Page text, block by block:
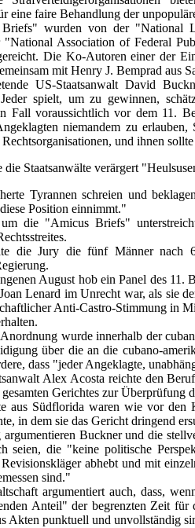
eine faire Behandlung der
wurden von der "National
Association of Federal
Die Ko-Autoren einer der
mit Henry J. Bemprad aus
US-Staatsanwalt David
spielt, um zu gewinnen,
Fall voraussichtlich vor dem 11.
niemandem zu
und ihnen
die Staatsanwälte verärgert
Tyrannen schreien und
Position einnimmt."
die "Amicus Briefs"
die Jury die fünf Männer nach
August hob ein Panel des 11.
Lenard im Unrecht war, als sie
Anti-Castro-Stimmung in
wurde innerhalb der
über die an die cubano-
dass "jeder Angeklagte,
Alex Acosta reichte den
Gerichtes zur Überprüfung
aus Südflorida waren wie vor den
in dem sie das Gericht dringend
Buckner und die
seien, die "keine politische
abhebt und mit
sind."
argumentiert auch, dass,
Anteil" der begrenzten Zeit
Akten punktuell und unvollständig